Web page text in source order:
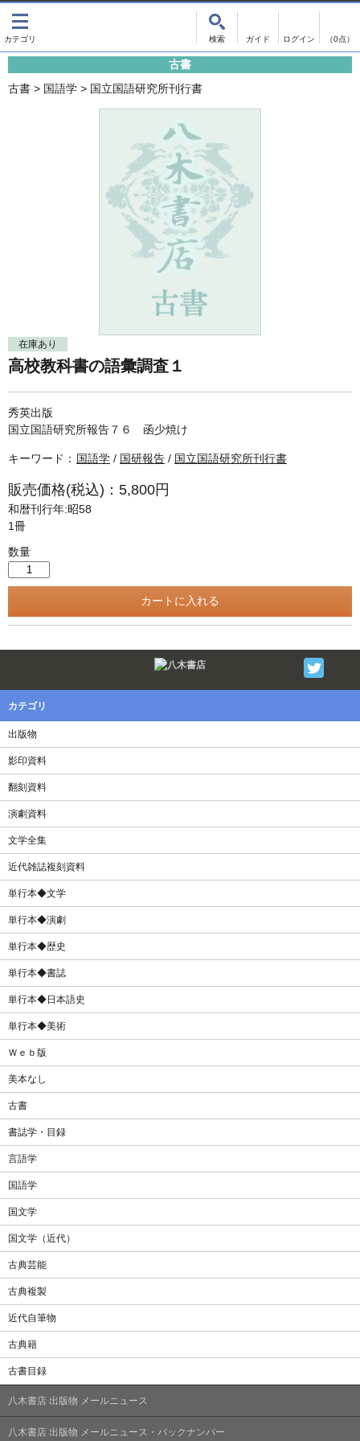
（0点）
影印資料
単行本◆日本語史
単行本◆美術
Ｗｅｂ版
書誌学・目録
古書目録
画像がある商品のみ検索
古書
古書 > 国語学 > 国立国語研究所刊行書
在庫あり
高校教科書の語彙調査１
秀英出版
国立国語研究所報告７６ 函少焼け
キーワード： 国語学 / 国研報告 / 国立国語研究所刊行書
販売価格(税込)：5,800円
和暦刊行年:昭58
1冊
数量
カテゴリ
出版物
影印資料
翻刻資料
演劇資料
文学全集
近代雑誌複刻資料
単行本◆文学
単行本◆演劇
単行本◆歴史
単行本◆書誌
単行本◆日本語史
単行本◆美術
Ｗｅｂ版
美本なし
古書
書誌学・目録
言語学
国語学
国文学
国文学（近代）
古典芸能
古典複製
近代自筆物
古典籍
古書目録
八木書店 出版物 メールニュース
八木書店 出版物 メールニュース・バックナンバー